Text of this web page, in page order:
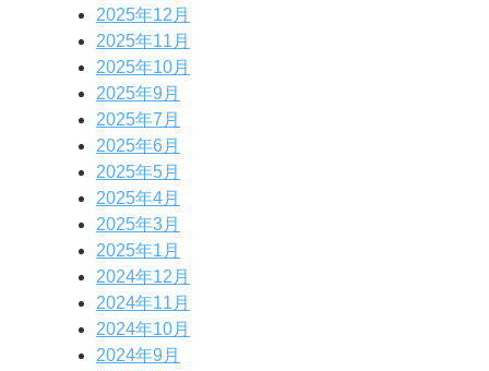
2025年12月
2025年11月
2025年10月
2025年9月
2025年7月
2025年6月
2025年5月
2025年4月
2025年3月
2025年1月
2024年12月
2024年11月
2024年10月
2024年9月